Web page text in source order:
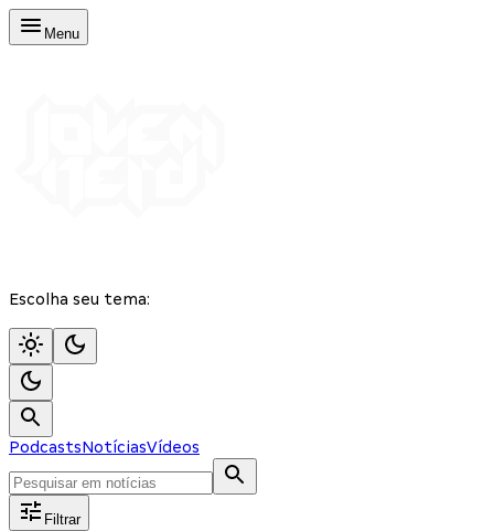
Menu
Escolha seu tema:
PodcastsNotíciasVídeos
Filtrar